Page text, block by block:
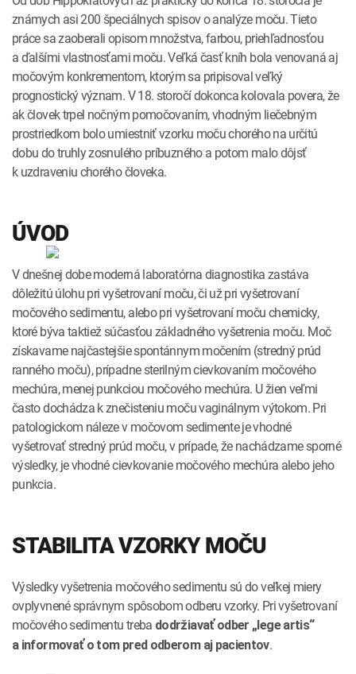
známych asi 200 špeciálnych spisov o analýze moču. Tieto
práce sa zaoberali opisom množstva, farbou, priehľadnosťou
a ďalšími vlastnosťami moču. Veľká časť kníh bola venovaná aj
močovým konkrementom, ktorým sa pripisoval veľký
prognostický význam. V 18. storočí dokonca kolovala povera, že
ak človek trpel nočným pomočovaním, vhodným liečebným
prostriedkom bolo umiestniť vzorku moču chorého na určitú
dobu do truhly zosnulého príbuzného a potom malo dôjsť
k uzdraveniu chorého človeka.
ÚVOD
V dnešnej dobe moderná laboratórna diagnostika zastáva
dôležitú úlohu pri vyšetrovaní moču, či už pri vyšetrovaní
močového sedimentu, alebo pri vyšetrovaní moču chemicky,
ktoré býva taktiež súčasťou základného vyšetrenia moču. Moč
získavame najčastejšie spontánnym močením (stredný prúd
ranného moču), prípadne sterilným cievkovaním močového
mechúra, menej punkciou močového mechúra. U žien veľmi
často dochádza k znečisteniu moču vaginálnym výtokom. Pri
patologickom náleze v močovom sedimente je vhodné
vyšetrovať stredný prúd moču, v prípade, že nachádzame sporné
výsledky, je vhodné cievkovanie močového mechúra alebo jeho
punkcia.
STABILITA VZORKY MOČU
Výsledky vyšetrenia močového sedimentu sú do veľkej miery
ovplyvnené správnym spôsobom odberu vzorky. Pri vyšetrovaní
močového sedimentu treba dodržiavať odber „lege artis“
a informovať o tom pred odberom aj pacientov.